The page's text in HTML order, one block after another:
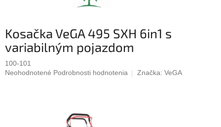
Kosačka VeGA 495 SXH 6in1 s
variabilným pojazdom
100-101
Priemerné
Neohodnotené Podrobnosti hodnotenia Značka: VeGA